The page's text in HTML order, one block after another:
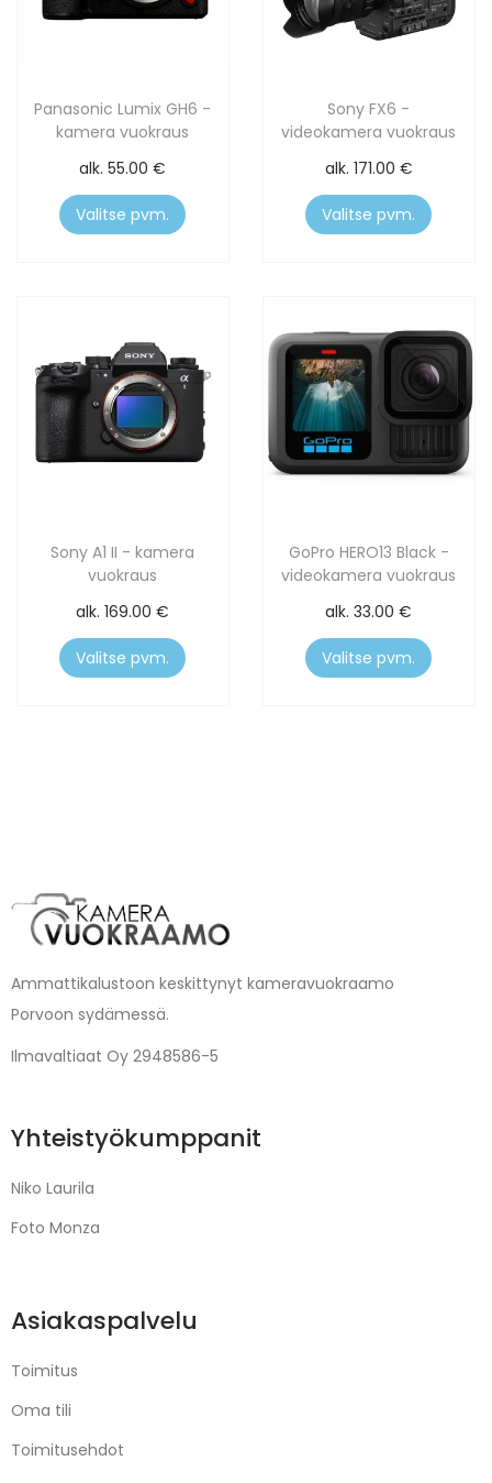
Panasonic Lumix GH6 -
kamera vuokraus
alk.55.00€
Valitse pvm.
Sony FX6 -
videokamera vuokraus
alk. 171.00 €
Valitse pvm.
Sony A1 II - kamera
vuokraus
alk.169.00€
Valitse pvm.
GoPro HERO13 Black -
videokamera vuokraus
alk.33.00€
Valitse pvm.
Ammattikalustoon keskittynyt kameravuokraamo
Porvoon sydämessä.
Ilmavaltiaat Oy 2948586-5
Yhteistyökumppanit
Niko Laurila
Foto Monza
Asiakaspalvelu
Toimitus
Oma tili
Toimitusehdot